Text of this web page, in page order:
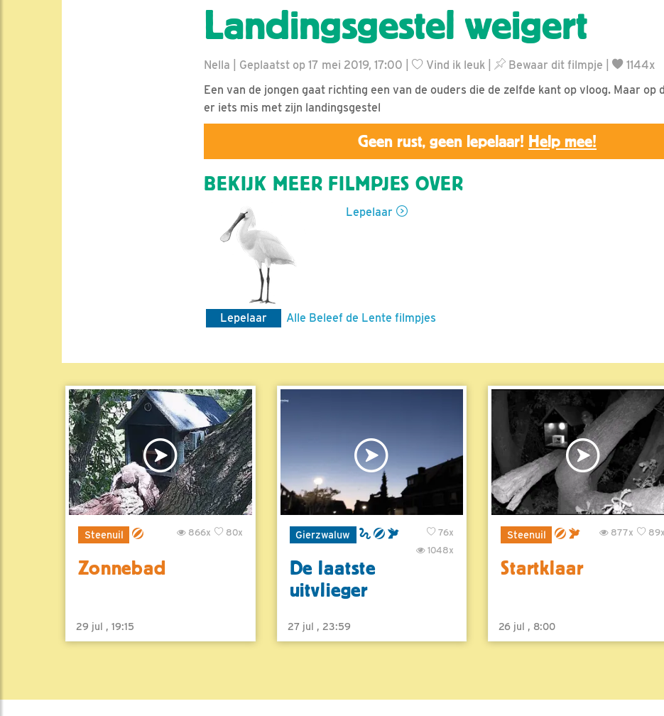
Landingsgestel weigert
Nella | Geplaatst op 17 mei 2019, 17:00 | Vind ik leuk Bewaar dit filmpje
1144x
Een van de jongen gaat richting een van de ouders die de zelfde kant op vloog. Maar op
er iets mis met zijn landingsgestel
Geen rust, geen lepelaar! Help mee!
BEKIJK MEER FILMPJES OVER
Lepelaar
Lepelaar Alle Beleef de Lente filmpjes
Steenuil 80x
866x
Zonnebad
29 jul , 19:15
Gierzwaluw
76x
1048x
De laatste
uitvlieger
27 jul , 23:59
Steenuil 89x
877x
Startklaar
26 jul , 8:00